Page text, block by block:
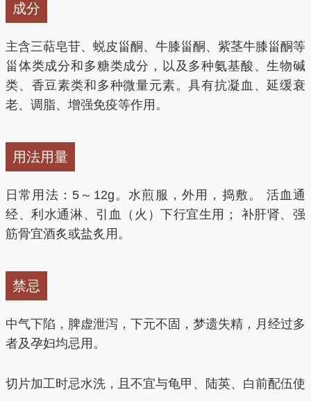
佳的通淋之效。
4.引火（血、热）下行（头痛眩晕，齿龈肿痛，口舌生
疮，呕血衄血证）用治肝阳上亢之眩晕头痛，可与牡
蛎、代赭石配伍为用，如镇肝熄风汤；用治火热上炎之
牙龈肿痛、口舌生疮，常配以地黄、知母、石膏等同
以白茅根、代赭石等同用。本品有导热下泄，降上炎之
火，引血下行之功。
5.引药下行（作药引）能引导其他药到达人体下半身部
位，故用治下半身疾病时多用。
6.促进人体蛋白质合成
质合成促进作用。
5.牛膝煎剂有镇痛作用。
7.怀牛膝总皂甙（25 mg/kg）具有明显的抗生育、抗着
床、抗早孕作用。
8.牛膝煎剂或醇提物有轻度利尿作用。
9.牛膝蜕皮甾酮有降血糖的作用。
成分
主含三萜皂苷、蜕皮甾酮、牛膝甾酮、紫茎牛膝甾酮等
甾体类成分和多糖类成分，以及多种氨基酸、生物碱
类、香豆素类和多种微量元素。具有抗凝血、延缓衰
老、调脂、增强免疫等作用。
用法用量
日常用法：5～12g。水煎服，外用，捣敷。 活血通
经、利水通淋、引血（火）下行宜生用； 补肝肾、强
筋骨宜酒炙或盐炙用。
禁忌
中气下陷，脾虚泄泻，下元不固，梦遗失精，月经过多
者及孕妇均忌用。
切片加工时忌水洗，且不宜与龟甲、陆英、白前配伍使